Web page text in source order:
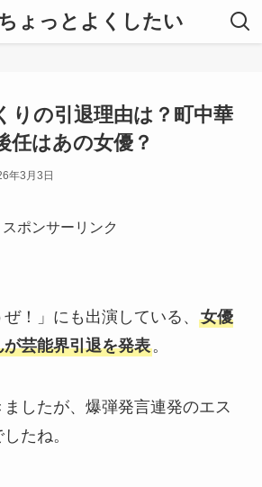
ょっとよくしたい
りの引退理由は？町中華
任はあの女優？
年3月3日
スポンサーリンク
ぜ！」にも出演している、 女優
芸能界引退を発表。
したが、爆弾発言連発のエス
たね。